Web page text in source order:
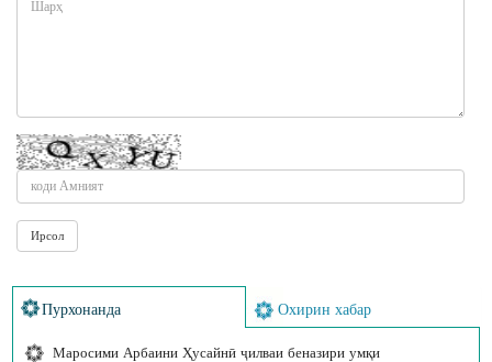
Пурхонанда Охирин хабар
Маросими Арбаини Ҳусайнӣ ҷилваи беназири умқи